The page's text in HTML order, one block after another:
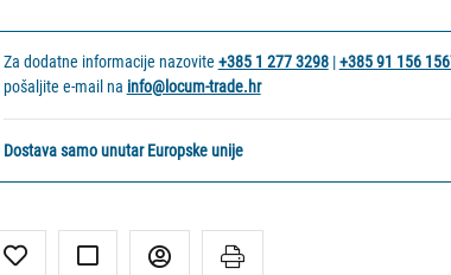
Za dodatne informacije nazovite +385 1 277 3298|+385 91 156
pošaljite e-mail na info@locum-trade.hr
Dostava samo unutar Europske unije